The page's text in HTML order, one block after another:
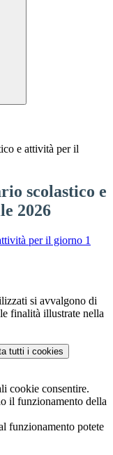
e attività per il
scolastico e
2026
per il giorno 1
si avvalgono di
finalità illustrate nella
tutti i cookies
cookie consentire.
il funzionamento della
funzionamento potete